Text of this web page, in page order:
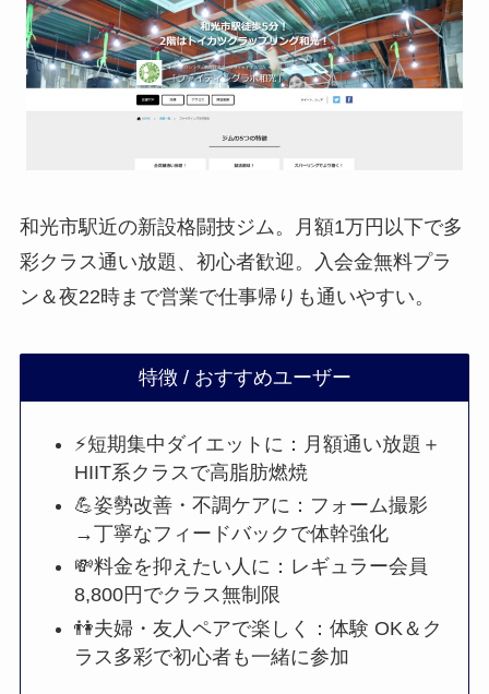
和光市駅近の新設格闘技ジム。月額1万円以下で多
彩クラス通い放題、初心者歓迎。入会金無料プラ
ン＆夜22時まで営業で仕事帰りも通いやすい。
特徴 / おすすめユーザー
⚡短期集中ダイエットに：月額通い放題＋
HIIT系クラスで高脂肪燃焼
💪姿勢改善・不調ケアに：フォーム撮影
→丁寧なフィードバックで体幹強化
💸料金を抑えたい人に：レギュラー会員
8,800円でクラス無制限
👫夫婦・友人ペアで楽しく：体験 OK＆ク
ラス多彩で初心者も一緒に参加